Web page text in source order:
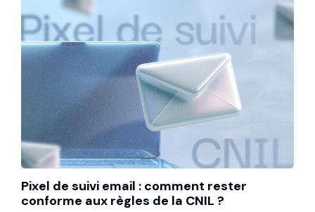
Pixel de suivi email : comment rester
conforme aux règles de la CNIL ?